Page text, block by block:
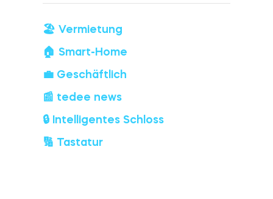
🏖️ Vermietung
🏠 Smart-Home
💼 Geschäftlich
📰 tedee news
🔒 Intelligentes Schloss
🔢 Tastatur